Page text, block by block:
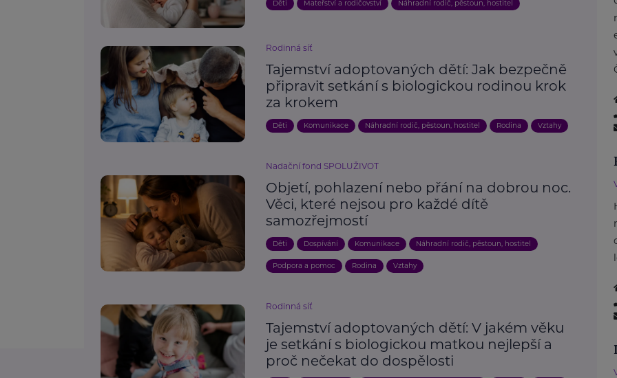
Děti Mateřství a rodičovství Náhradní rodič, pěstoun, hostitel
Rodinná síť
Tajemství adoptovaných dětí: Jak bezpečně
připravit setkání s biologickou rodinou krok
za krokem
Děti Komunikace Náhradní rodič, pěstoun, hostitel Rodina Vztahy
Nadační fond SPOLUŽIVOT
Objetí, pohlazení nebo přání na dobrou noc.
Věci, které nejsou pro každé dítě
samozřejmostí
Děti Dospívání Komunikace Náhradní rodič, pěstoun, hostitel
Podpora a pomoc Rodina Vztahy
Rodinná síť
Tajemství adoptovaných dětí: V jakém věku
je setkání s biologickou matkou nejlepší a
proč nečekat do dospělosti